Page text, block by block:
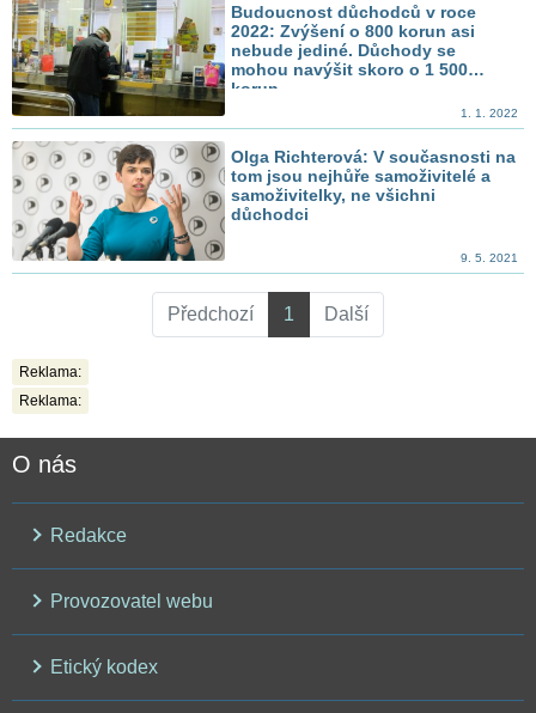
Budoucnost důchodců v roce
2022: Zvýšení o 800 korun asi
nebude jediné. Důchody se
mohou navýšit skoro o 1 500
korun
1. 1. 2022
Olga Richterová: V současnosti na
tom jsou nejhůře samoživitelé a
samoživitelky, ne všichni
důchodci
9. 5. 2021
Předchozí 1 Další
Reklama:
Reklama:
O nás
Redakce
Provozovatel webu
Etický kodex